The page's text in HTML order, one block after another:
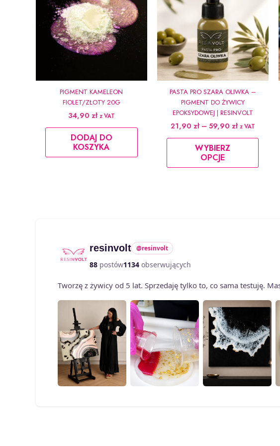
PIGMENT KAMELEON
FIOLET/ZŁOTY 20G
34,90 zł z VAT
DODAJ DO
KOSZYKA
PASTA PRO SZARA OLIWKA –
PIGMENT DO ŻYWICY
EPOKSYDOWEJ | RESINVOLT
21,90 zł – 59,90 złZakres
59,90 zł
z VAT
WYBIERZ
OPCJE
Ten
ma
resinvolt @resinvolt
88 postów1134 obserwujących
Tworzę z żywicy od 5 lat. Sprzedaję tylko to, co sama testuję.